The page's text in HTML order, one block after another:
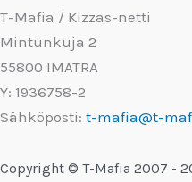
T-Mafia / Kizzas-netti
Mintunkuja 2
55800 IMATRA
Y: 1936758-2
Sähköposti: t-mafia@t-
Copyright © T-Mafia 2007 -